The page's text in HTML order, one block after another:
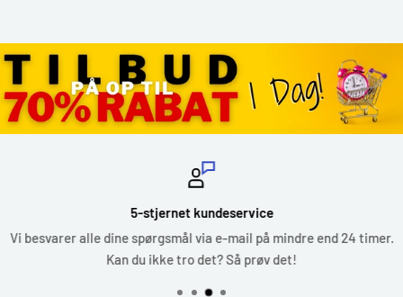
5-stjernet kundeservice
Vi besvarer alle dine spørgsmål via e-mail på mindre end 24 timer.
Kan du ikke tro det? Så prøv det!